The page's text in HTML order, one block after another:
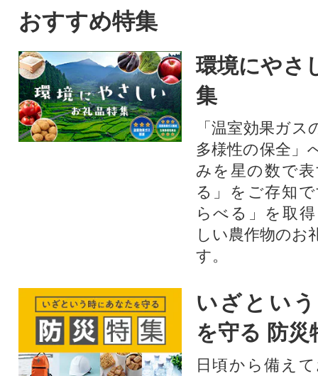
おすすめ特集
環境にやさ
集
「温室効果ガ
多様性の保全」
みを星の数で
る」をご存知
らべる」を取
しい農作物のお
す。​
いざとい
を守る 防災
日頃から備え